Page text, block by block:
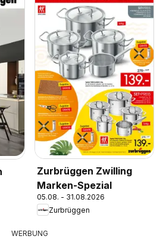
Zurbrüggen Zwilling
Marken-Spezial
05.08. - 31.08.2026
Zurbrüggen
WERBUNG